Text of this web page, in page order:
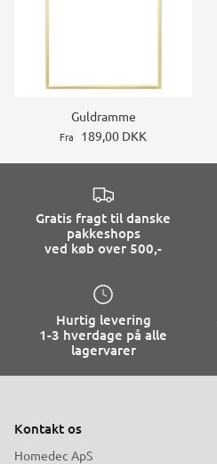
Guldramme
Fra 189,00 DKK
Gratis fragt til danske
pakkeshops
ved køb over 500,-
Hurtig levering
1-3 hverdage på alle
lagervarer
Kontakt os
Homedec ApS